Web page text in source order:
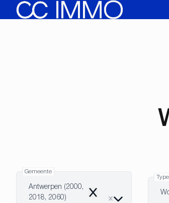
Ga naar hoofdinhoud
Gemeente
Antwerpen (2000,
2018, 2060)
Remove
Type